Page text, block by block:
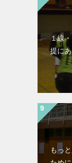
１線
提に
もっ